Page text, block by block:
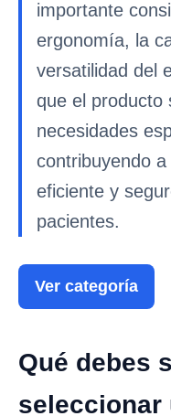
importante
ergonomía, la
versatilidad del
que el producto
necesidades
contribuyendo
eficiente y
pacientes.
Ver categoría
Qué debes
seleccionar